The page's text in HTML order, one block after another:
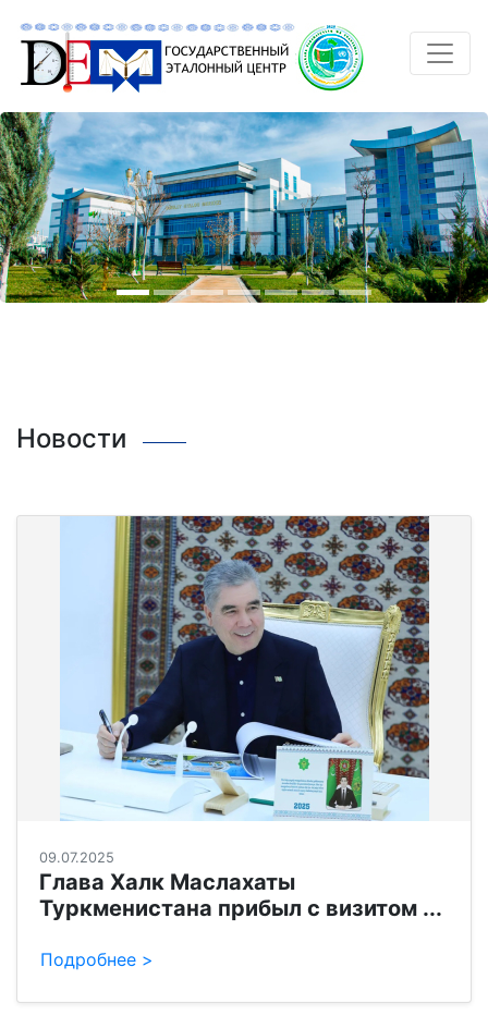
Новости
09.07.2025
Глава Халк Маслахаты
Туркменистана прибыл с визитом ...
Подробнее >